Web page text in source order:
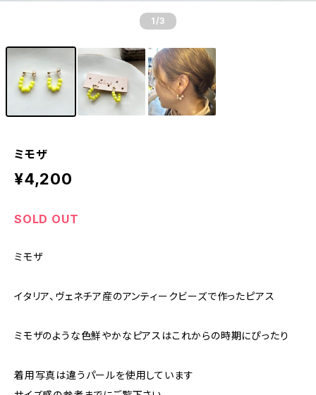
1 /3
ミモザ
¥4,200
SOLD OUT
ミモザ
イタリア、ヴェネチア産のアンティークビーズで作ったピアス
ミモザのような色鮮やかなピアスはこれからの時期にぴったり
着用写真は違うパールを使用しています